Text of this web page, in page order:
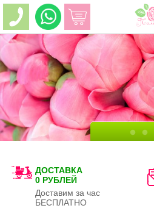
ДОСТАВКА
0 РУБЛЕЙ
Доставим за час
БЕСПЛАТНО